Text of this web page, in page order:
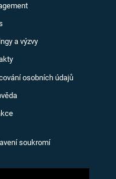
a výzvy
osobních údajů
soukromí